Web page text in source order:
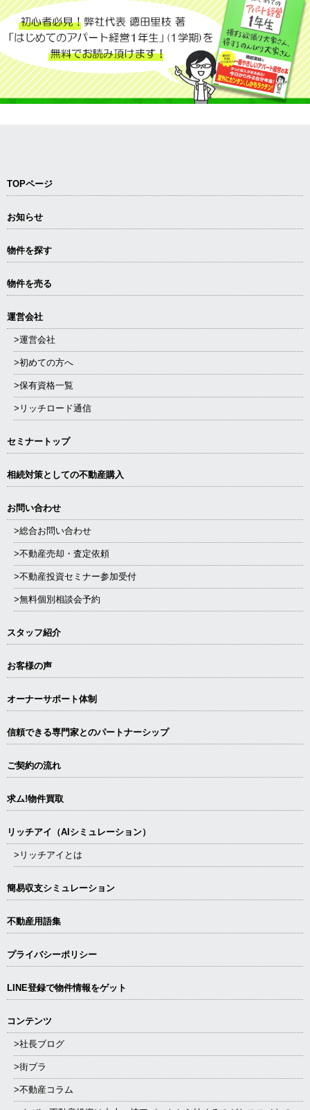
TOPページ
お知らせ
物件を探す
物件を売る
運営会社
>運営会社
>初めての方へ
>保有資格一覧
>リッチロード通信
セミナートップ
相続対策としての不動産購入
お問い合わせ
>総合お問い合わせ
>不動産売却・査定依頼
>不動産投資セミナー参加受付
>無料個別相談会予約
スタッフ紹介
お客様の声
オーナーサポート体制
信頼できる専⾨家とのパートナーシップ
ご契約の流れ
求ム!物件買取
リッチアイ（AIシミュレーション）
>リッチアイとは
簡易収支シミュレーション
不動産用語集
プライバシーポリシー
LINE登録で物件情報をゲット
コンテンツ
>社長ブログ
>街ブラ
>不動産コラム